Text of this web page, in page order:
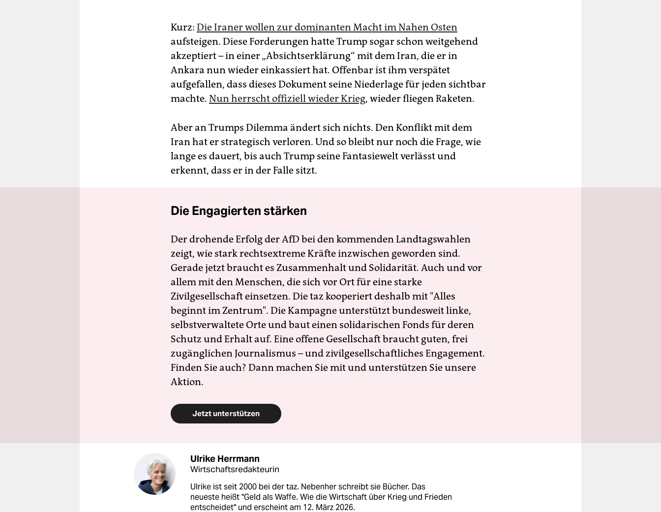
Kurz: Die Iraner wollen zur dominanten Macht im Nahen Osten
aufsteigen. Diese Forderungen hatte Trump sogar schon weitgehend
akzeptiert – in einer „Absichtserklärung“ mit dem Iran, die er in
Ankara nun wieder einkassiert hat. Offenbar ist ihm verspätet
aufgefallen, dass dieses Dokument seine Niederlage für jeden sichtbar
machte. Nun herrscht offiziell wieder Krieg, wieder fliegen Raketen.
Aber an Trumps Dilemma ändert sich nichts. Den Konflikt mit dem
Iran hat er strategisch verloren. Und so bleibt nur noch die Frage, wie
lange es dauert, bis auch Trump seine Fantasiewelt verlässt und
erkennt, dass er in der Falle sitzt.
Die Engagierten stärken
Der drohende Erfolg der AfD bei den kommenden Landtagswahlen
zeigt, wie stark rechtsextreme Kräfte inzwischen geworden sind.
Gerade jetzt braucht es Zusammenhalt und Solidarität. Auch und vor
allem mit den Menschen, die sich vor Ort für eine starke
Zivilgesellschaft einsetzen. Die taz kooperiert deshalb mit "Alles
beginnt im Zentrum". Die Kampagne unterstützt bundesweit linke,
selbstverwaltete Orte und baut einen solidarischen Fonds für deren
Schutz und Erhalt auf. Eine offene Gesellschaft braucht guten, frei
zugänglichen Journalismus – und zivilgesellschaftliches Engagement.
Finden Sie auch? Dann machen Sie mit und unterstützen Sie unsere
Aktion.
Jetzt unterstützen
Ulrike Herrmann
Wirtschaftsredakteurin
Ulrike ist seit 2000 bei der taz. Nebenher schreibt sie Bücher. Das
neueste heißt "Geld als Waffe. Wie die Wirtschaft über Krieg und Frieden
entscheidet" und erscheint am 12. März 2026.